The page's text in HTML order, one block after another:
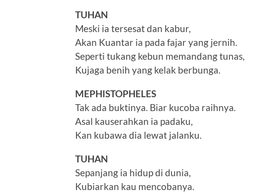
TUHAN
Meski ia tersesat dan kabur,
Akan Kuantar ia pada fajar yang jernih.
Seperti tukang kebun memandang tunas,
Kujaga benih yang kelak berbunga.
MEPHISTOPHELES
Tak ada buktinya. Biar kucoba raihnya.
Asal kauserahkan ia padaku,
Kan kubawa dia lewat jalanku.
TUHAN
Sepanjang ia hidup di dunia,
Kubiarkan kau mencobanya.